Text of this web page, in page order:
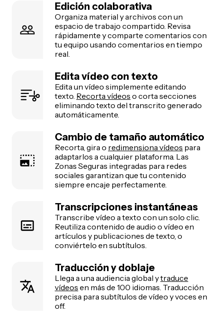
Edición colaborativa
Organiza material y archivos con un
espacio de trabajo compartido. Revisa
rápidamente y comparte comentarios con
tu equipo usando comentarios en tiempo
real.
Edita vídeo con texto
Edita un vídeo simplemente editando
texto. Recorta vídeos o corta secciones
eliminando texto del transcrito generado
automáticamente.
Cambio de tamaño automático
Recorta, gira o redimensiona vídeos para
adaptarlos a cualquier plataforma. Las
Zonas Seguras integradas para redes
sociales garantizan que tu contenido
siempre encaje perfectamente.
Transcripciones instantáneas
Transcribe vídeo a texto con un solo clic.
Reutiliza contenido de audio o vídeo en
artículos y publicaciones de texto, o
conviértelo en subtítulos.
Traducción y doblaje
Llega a una audiencia global ytraduce
vídeos en más de 100 idiomas. Traducción
precisa para subtítulos de vídeo y voces en
off.